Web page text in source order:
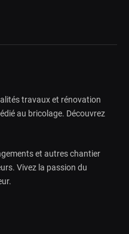
travaux et rénovation
au bricolage. Découvrez
et autres chantier
Vivez la passion du